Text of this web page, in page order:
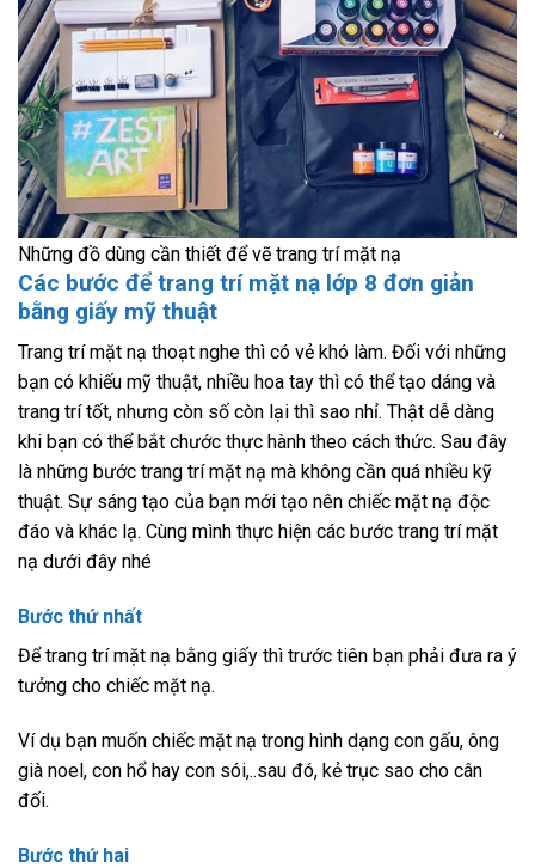
Những đồ dùng cần thiết để vẽ trang trí mặt nạ
Các bước để trang trí mặt nạ lớp 8 đơn giản
bằng giấy mỹ thuật
Trang trí mặt nạ thoạt nghe thì có vẻ khó làm. Đối với những
bạn có khiếu mỹ thuật, nhiều hoa tay thì có thể tạo dáng và
trang trí tốt, nhưng còn số còn lại thì sao nhỉ. Thật dễ dàng
khi bạn có thể bắt chước thực hành theo cách thức. Sau đây
là những bước trang trí mặt nạ mà không cần quá nhiều kỹ
thuật. Sự sáng tạo của bạn mới tạo nên chiếc mặt nạ độc
đáo và khác lạ. Cùng mình thực hiện các bước trang trí mặt
nạ dưới đây nhé
Bước thứ nhất
Để trang trí mặt nạ bằng giấy thì trước tiên bạn phải đưa ra ý
tưởng cho chiếc mặt nạ.
Ví dụ bạn muốn chiếc mặt nạ trong hình dạng con gấu, ông
già noel, con hổ hay con sói,..sau đó, kẻ trục sao cho cân
đối.
Bước thứ hai